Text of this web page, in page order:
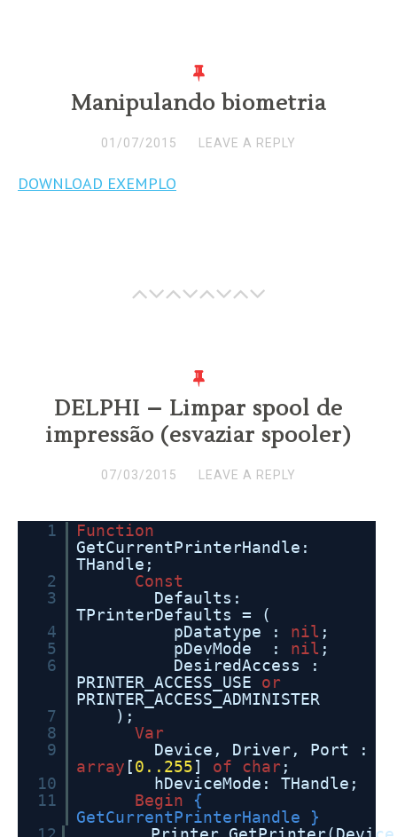
Manipulando biometria
01/07/2015 LEAVE A REPLY
DOWNLOAD EXEMPLO
DELPHI – Limpar spool de
impressão (esvaziar spooler)
07/03/2015 LEAVE A REPLY
1
Function
GetCurrentPrinterHandle:
THandle;
2
Const
3
Defaults:
TPrinterDefaults = (
4
pDatatype : nil ;
5
pDevMode : nil ;
6
DesiredAccess :
PRINTER_ACCESS_USE or
PRINTER_ACCESS_ADMINISTER
7
);
8
Var
9
Device, Driver, Port :
array [0..255] of char;
10
hDeviceMode: THandle;
11
Begin
{
GetCurrentPrinterHandle }